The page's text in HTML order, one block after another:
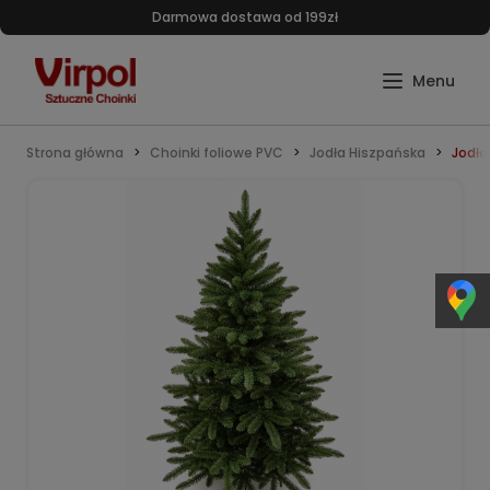
Darmowa dostawa od 199zł
Strona główna Choinki foliowe PVC Jodła Hiszpańska